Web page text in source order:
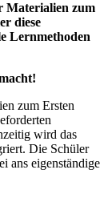
Materialien zum
diese
Lernmethoden
zum Ersten
wird das
Die Schüler
ans eigenständige